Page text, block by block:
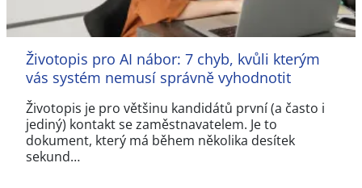
Životopis pro AI nábor: 7 chyb, kvůli kterým
vás systém nemusí správně vyhodnotit
Životopis je pro většinu kandidátů první (a často i
jediný) kontakt se zaměstnavatelem. Je to
dokument, který má během několika desítek
sekund…